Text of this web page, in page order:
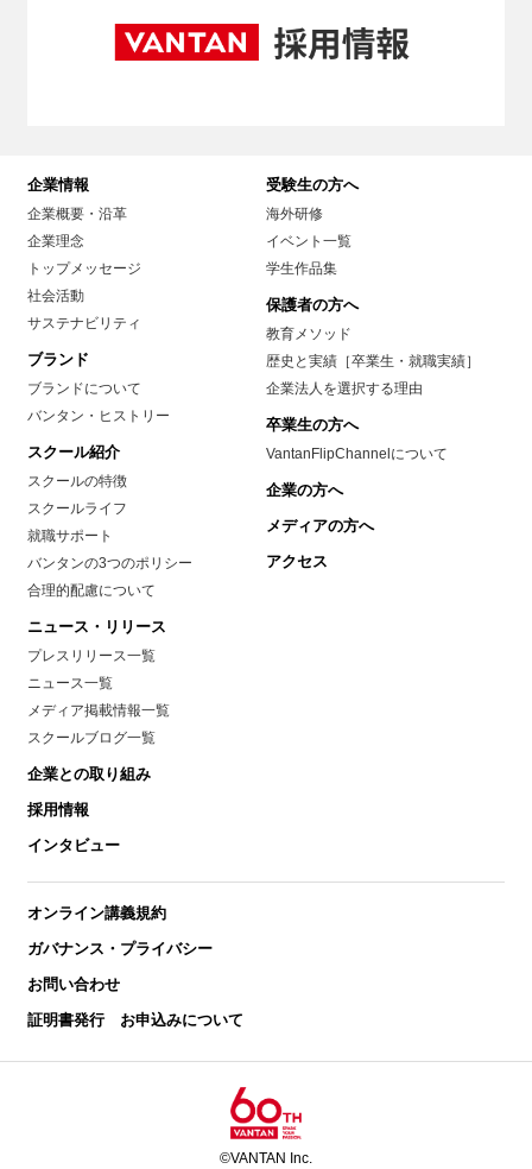
企業情報
企業概要・沿革
企業理念
トップメッセージ
社会活動
サステナビリティ
ブランド
ブランドについて
バンタン・ヒストリー
スクール紹介
スクールの特徴
スクールライフ
就職サポート
バンタンの3つのポリシー
合理的配慮について
ニュース・リリース
プレスリリース一覧
ニュース一覧
メディア掲載情報一覧
スクールブログ一覧
企業との取り組み
採用情報
インタビュー
受験生の方へ
海外研修
イベント一覧
学生作品集
保護者の方へ
教育メソッド
歴史と実績［卒業生・就職実績］
企業法人を選択する理由
卒業生の方へ
VantanFlipChannelについて
企業の方へ
メディアの方へ
アクセス
オンライン講義規約
ガバナンス・プライバシー
お問い合わせ
証明書発行 お申込みについて
©VANTAN Inc.